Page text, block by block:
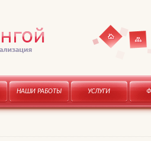
сайта
НАШИ РАБОТЫ УСЛУГИ